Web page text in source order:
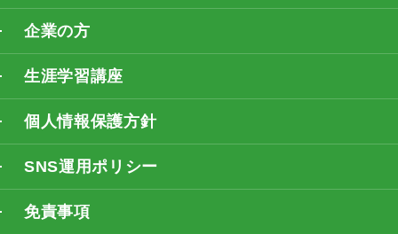
企業の方
生涯学習講座
個人情報保護方針
SNS運用ポリシー
免責事項